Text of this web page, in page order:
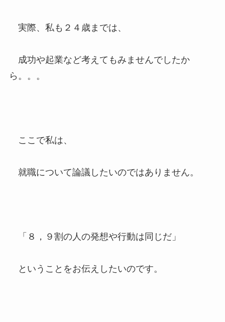
実際、私も２４歳までは、
成功や起業など考えてもみませんでしたか
ら。。。
ここで私は、
就職について論議したいのではありません。
「８，９割の人の発想や行動は同じだ」
ということをお伝えしたいのです。